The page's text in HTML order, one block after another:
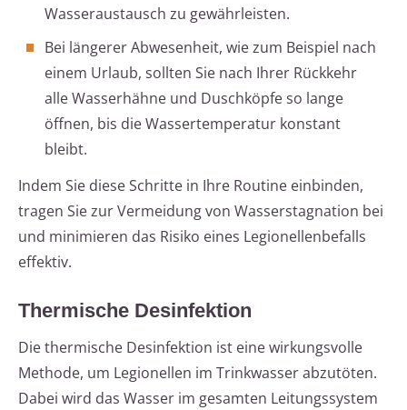
Wasseraustausch zu gewährleisten.
Bei längerer Abwesenheit, wie zum Beispiel nach
einem Urlaub, sollten Sie nach Ihrer Rückkehr
alle Wasserhähne und Duschköpfe so lange
öffnen, bis die Wassertemperatur konstant
bleibt.
Indem Sie diese Schritte in Ihre Routine einbinden,
tragen Sie zur Vermeidung von Wasserstagnation bei
und minimieren das Risiko eines Legionellenbefalls
effektiv.
Thermische Desinfektion
Die thermische Desinfektion ist eine wirkungsvolle
Methode, um Legionellen im Trinkwasser abzutöten.
Dabei wird das Wasser im gesamten Leitungssystem